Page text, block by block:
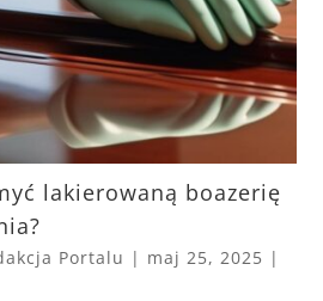
lakierowaną boazerię
Portalu | maj 25, 2025 |